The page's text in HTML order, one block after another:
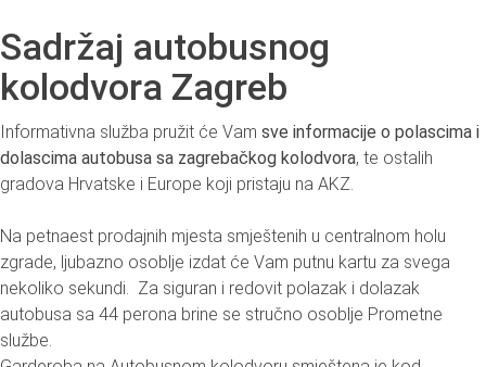
Sadržaj autobusnog
kolodvora Zagreb
Informativna služba pružit će Vam sve informacije o polascima i
dolascima autobusa sa zagrebačkog kolodvora, te ostalih
gradova Hrvatske i Europe koji pristaju na AKZ.
Na petnaest prodajnih mjesta smještenih u centralnom holu
zgrade, ljubazno osoblje izdat će Vam putnu kartu za svega
nekoliko sekundi. Za siguran i redovit polazak i dolazak
autobusa sa 44 perona brine se stručno osoblje Prometne
službe.